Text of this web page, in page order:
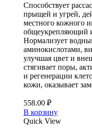
Способствует
прыщей и угрей,
местного кожного
общеукрепляющий
Нормализует
аминокислотами,
улучшая цвет и
стягивает поры,
и регенерации
кожи, оказывает
558.00 ₽
В корзину
Quick View